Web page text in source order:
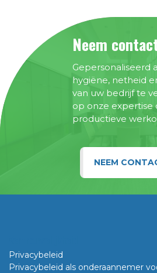
Neem
Gepersonaliseerd
hygiëne, netheid
van uw bedrijf te
op onze expertise
productieve
NEEM
Privacybeleid
Privacybeleid als onderaannemer